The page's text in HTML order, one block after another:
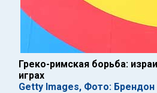
Греко-римская борьба:
играх
Getty Images, Фото: Брендон